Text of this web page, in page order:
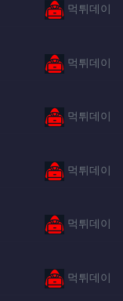
등록자먹튀데이
등록자먹튀데이
등록자먹튀데이
등록자먹튀데이
등록자먹튀데이
등록자먹튀데이